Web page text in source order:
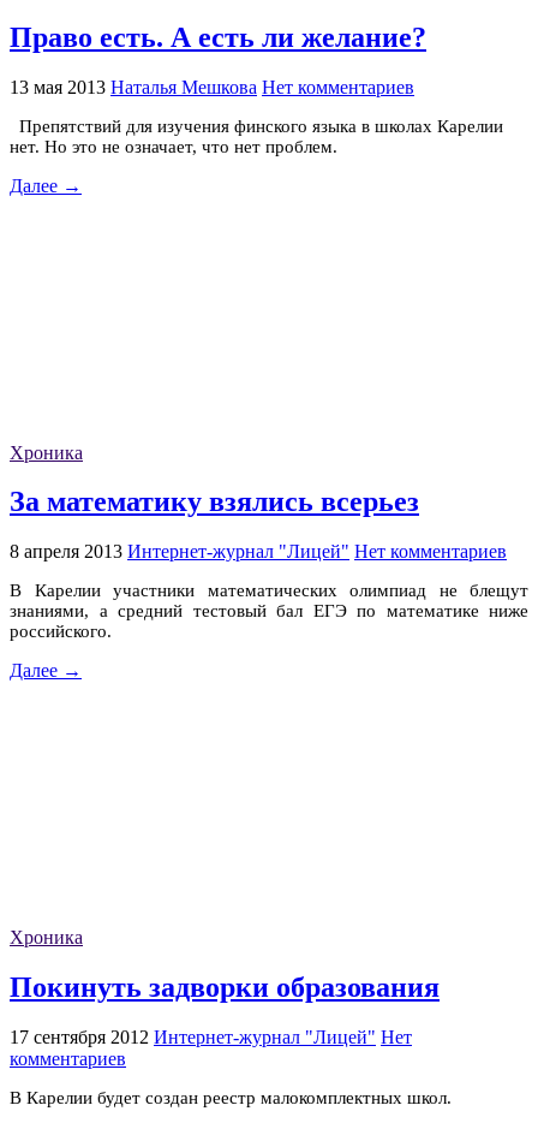
Право есть. А есть ли желание?
13 мая 2013 Наталья Мешкова Нет комментариев
Препятствий для изучения финского языка в школах Карелии
нет. Но это не означает, что нет проблем.
Далее →
Хроника
За математику взялись всерьез
8 апреля 2013 Интернет-журнал "Лицей" Нет комментариев
В Карелии участники математических олимпиад не блещут
знаниями, а средний тестовый бал ЕГЭ по математике ниже
российского.
Далее →
Хроника
Покинуть задворки образования
17 сентября 2012 Интернет-журнал "Лицей" Нет
комментариев
В Карелии будет создан реестр малокомплектных школ.